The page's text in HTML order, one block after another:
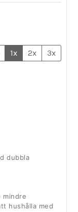
1x 2x 3x
dubbla
mindre
hushålla med